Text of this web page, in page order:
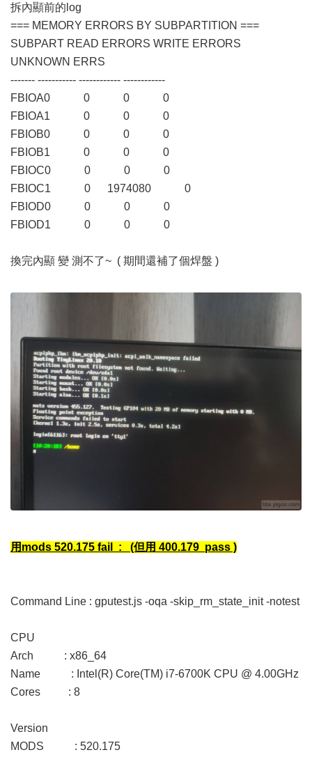
拆內顯前的log
=== MEMORY ERRORS BY SUBPARTITION ===
SUBPART READ ERRORS WRITE ERRORS
UNKNOWN ERRS
------- ----------- ------------ ------------
FBIOA0 0 0 0
FBIOA1 0 0 0
FBIOB0 0 0 0
FBIOB1 0 0 0
FBIOC0 0 0 0
FBIOC1 0 1974080 0
FBIOD0 0 0 0
FBIOD1 0 0 0
換完內顯 變 測不了~ ( 期間還補了個焊盤 )
用mods 520.175 fail : (但用 400.179 pass )
Command Line : gputest.js -oqa -skip_rm_state_init -notest
CPU
Arch : x86_64
Name : Intel(R) Core(TM) i7-6700K CPU @ 4.00GHz
Cores : 8
Version
MODS : 520.175